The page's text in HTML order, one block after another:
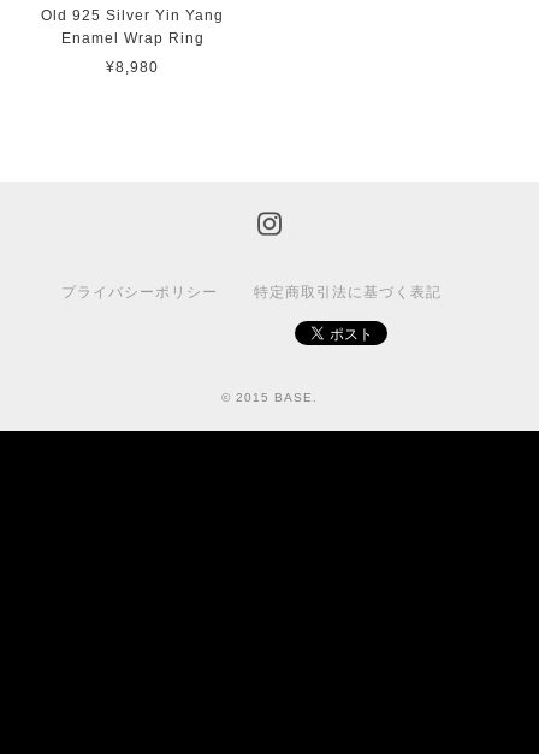
Old 925 Silver Yin Yang
Enamel Wrap Ring
¥8,980
プライバシーポリシー 特定商取引法に基づく表記
© 2015 BASE.